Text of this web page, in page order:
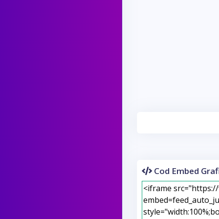
Cod Embed